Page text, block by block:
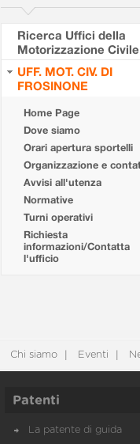
Ricerca Uffici della
Motorizzazione Civile
UFF. MOT. CIV. DI
FROSINONE
Home Page
Dove siamo
Orari apertura sportelli
Organizzazione e
Avvisi all'utenza
Normative
Turni operativi
Richiesta
informazioni/Contatta
l'ufficio
Chi siamo Eventi
Patenti
La patente di guida